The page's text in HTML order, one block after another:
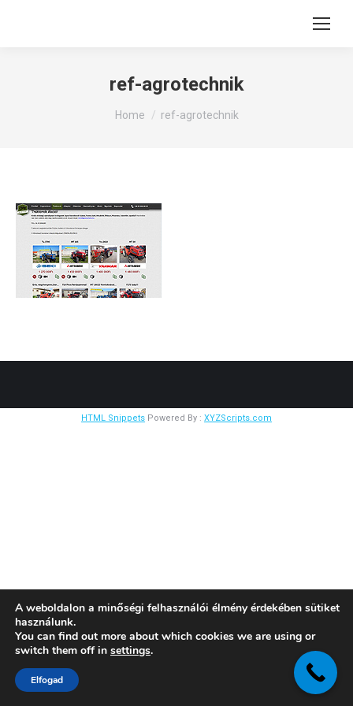
ref-agrotechnik
You are here:
Home ref-agrotechnik
HTML Snippets Powered By : XYZScripts.com
A weboldalon a minőségi felhasználói élmény érdekében sütiket
használunk.
You can find out more about which cookies we are using or
switch them off in settings.
Elfogad